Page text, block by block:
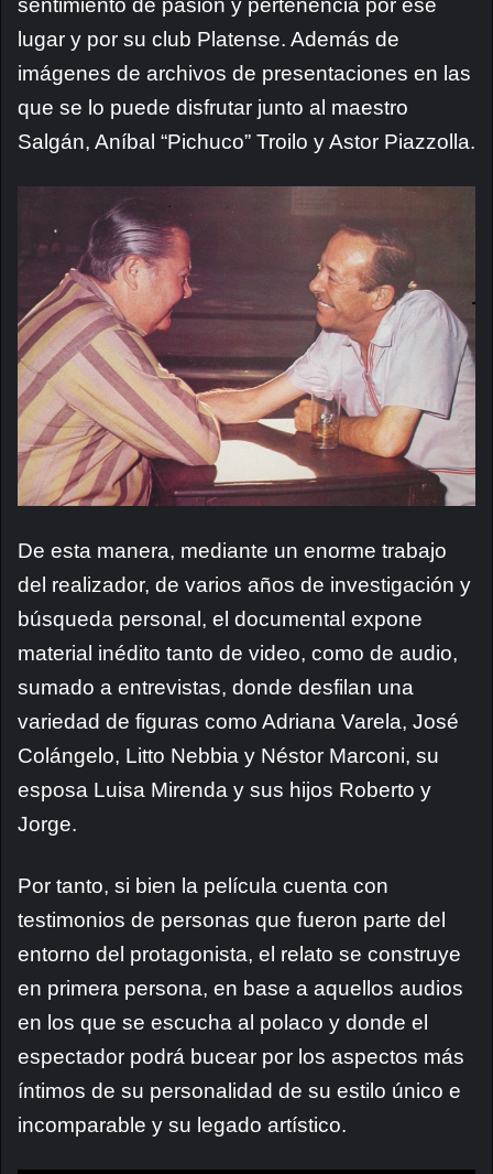
sentimiento de pasión y pertenencia por ese
lugar y por su club Platense. Además de
imágenes de archivos de presentaciones en las
que se lo puede disfrutar junto al maestro
Salgán, Aníbal “Pichuco” Troilo y Astor Piazzolla.
De esta manera, mediante un enorme trabajo
del realizador, de varios años de investigación y
búsqueda personal, el documental expone
material inédito tanto de video, como de audio,
sumado a entrevistas, donde desfilan una
variedad de figuras como Adriana Varela, José
Colángelo, Litto Nebbia y Néstor Marconi, su
esposa Luisa Mirenda y sus hijos Roberto y
Jorge.
Por tanto, si bien la película cuenta con
testimonios de personas que fueron parte del
entorno del protagonista, el relato se construye
en primera persona, en base a aquellos audios
en los que se escucha al polaco y donde el
espectador podrá bucear por los aspectos más
íntimos de su personalidad de su estilo único e
incomparable y su legado artístico.